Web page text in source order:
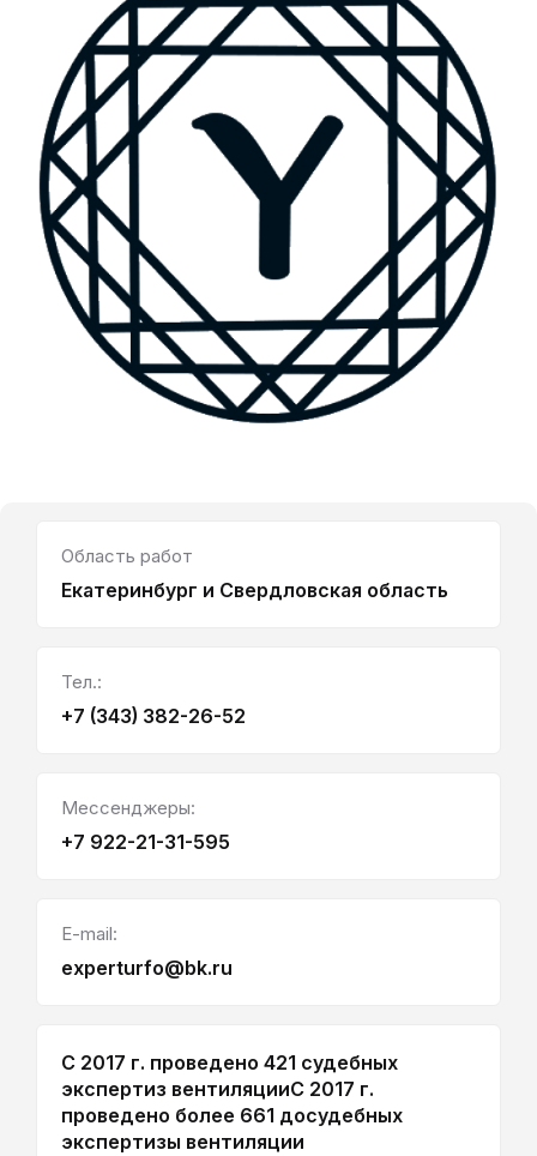
Область работ
Екатеринбург и Свердловская область
Тел.:
+7 (343) 382-26-52
Мессенджеры:
+7 922-21-31-595
E-mail:
experturfo@bk.ru
С 2017 г. проведено 421 судебных
экспертиз вентиляцииС 2017 г.
проведено более 661 досудебных
экспертизы вентиляции